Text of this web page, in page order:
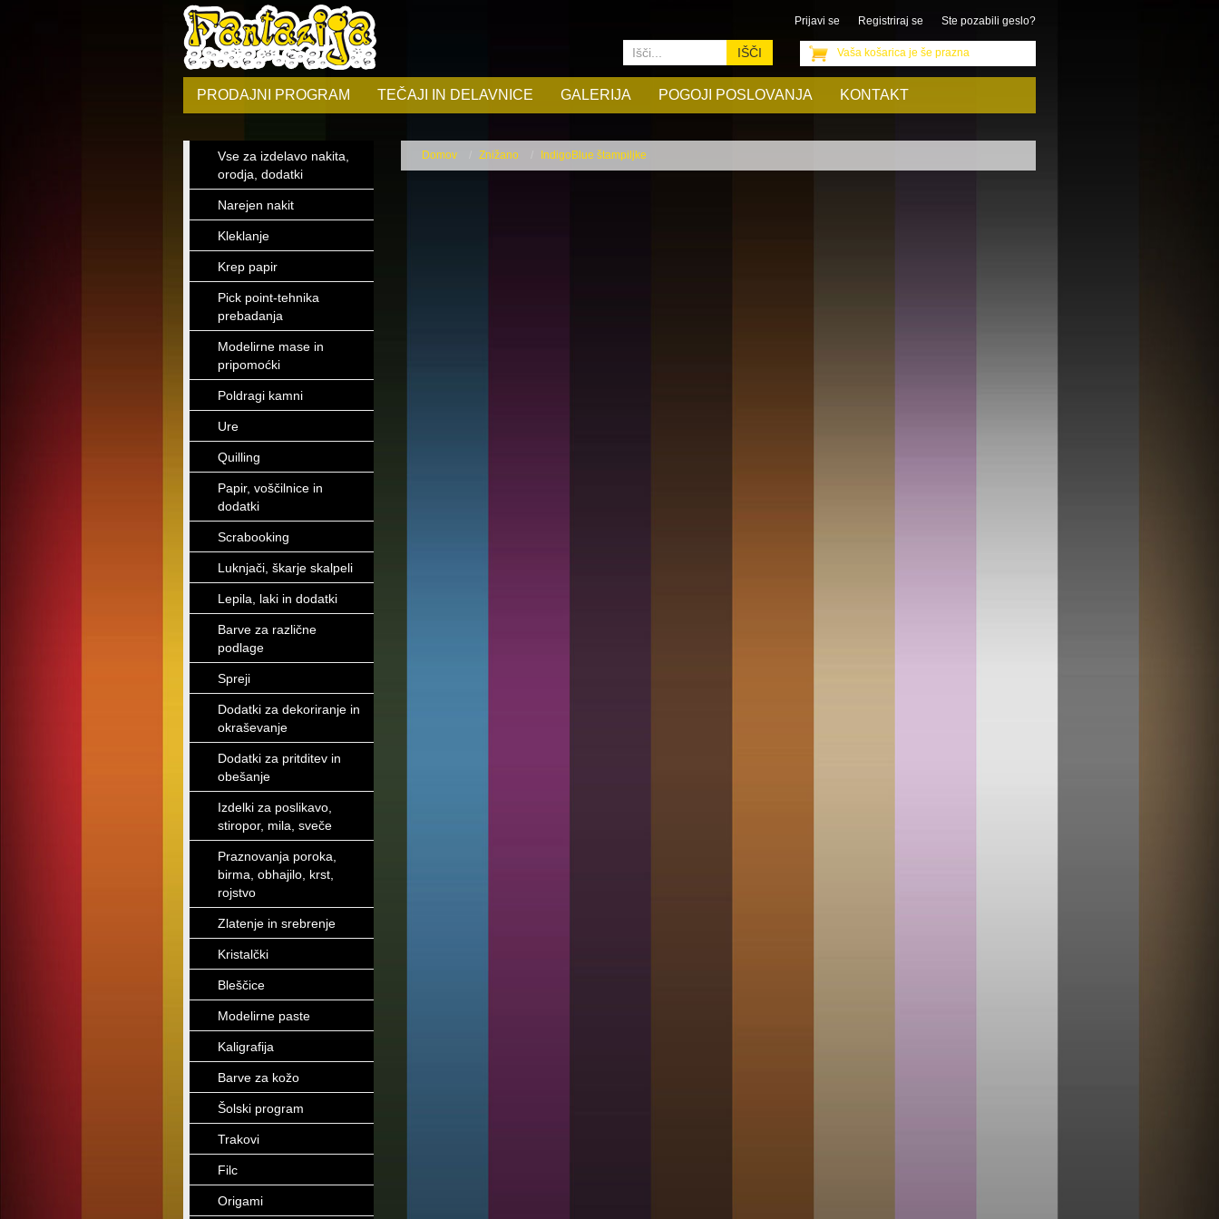
Prijavi se Registriraj se Ste pozabili geslo?
Vaša košarica je še prazna
PRODAJNI PROGRAM TEČAJI IN DELAVNICE GALERIJA POGOJI POSLOVANJA KONTAKT
IŠČI
Vse za izdelavo nakita,
orodja, dodatki
Narejen nakit
Kleklanje
Krep papir
Pick point-tehnika
prebadanja
Modelirne mase in
pripomoćki
Poldragi kamni
Ure
Quilling
Papir, voščilnice in
dodatki
Scrabooking
Luknjači, škarje skalpeli
Lepila, laki in dodatki
Barve za različne
podlage
Spreji
Dodatki za dekoriranje in
okraševanje
Dodatki za pritditev in
obešanje
Izdelki za poslikavo,
stiropor, mila, sveče
Praznovanja poroka,
birma, obhajilo, krst,
rojstvo
Zlatenje in srebrenje
Kristalčki
Bleščice
Modelirne paste
Kaligrafija
Barve za kožo
Šolski program
Trakovi
Filc
Origami
Domov Znižano IndigoBlue štampiljke